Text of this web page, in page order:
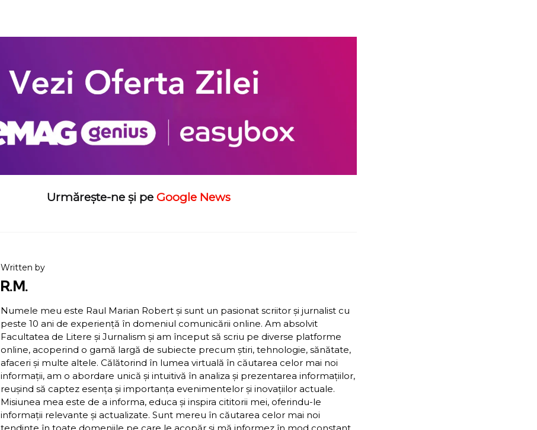
Urmărește-ne și pe Google News
Written by
R.M.
Numele meu este Raul Marian Robert și sunt un pasionat scriitor și jurnalist cu
peste 10 ani de experiență în domeniul comunicării online. Am absolvit
Facultatea de Litere și Jurnalism și am început să scriu pe diverse platforme
online, acoperind o gamă largă de subiecte precum știri, tehnologie, sănătate,
afaceri și multe altele. Călătorind în lumea virtuală în căutarea celor mai noi
informații, am o abordare unică și intuitivă în analiza și prezentarea informațiilor,
reușind să captez esența și importanța evenimentelor și inovațiilor actuale.
Misiunea mea este de a informa, educa și inspira cititorii mei, oferindu-le
informații relevante și actualizate. Sunt mereu în căutarea celor mai noi